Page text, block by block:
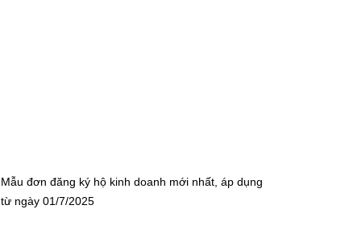
Mẫu đơn đăng ký hộ kinh doanh mới nhất, áp dụng
từ ngày 01/7/2025